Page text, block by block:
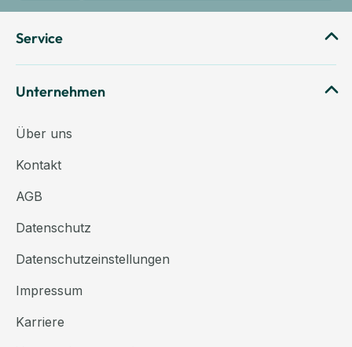
Service
Unternehmen
Über uns
Kontakt
AGB
Datenschutz
Datenschutzeinstellungen
Impressum
Karriere